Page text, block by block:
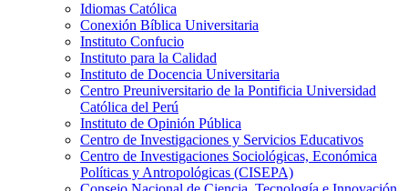
Idiomas Católica
Conexión Bíblica Universitaria
Instituto Confucio
Instituto para la Calidad
Instituto de Docencia Universitaria
Centro Preuniversitario de la Pontificia Universidad
Católica del Perú
Instituto de Opinión Pública
Centro de Investigaciones y Servicios Educativos
Centro de Investigaciones Sociológicas, Económica
Políticas y Antropológicas (CISEPA)